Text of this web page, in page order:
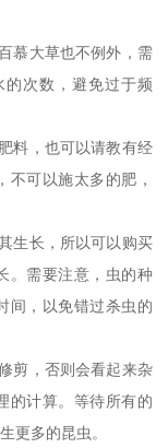
慕大草也不例外，需
次数，避免过于频
料，也可以请教有经
不可以施太多的肥，
生长，所以可以购买
。需要注意，虫的种
间，以免错过杀虫的
剪，否则会看起来杂
的计算。等待所有的
更多的昆虫。